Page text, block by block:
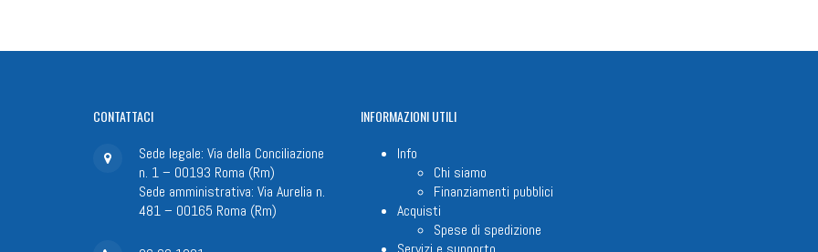
CONTATTACI
Sede legale: Via della Conciliazione
n. 1 – 00193 Roma (Rm)
Sede amministrativa: Via Aurelia n.
481 – 00165 Roma (Rm)
INFORMAZIONIUTILI
Info
Chi siamo
Finanziamenti pubblici
Acquisti
Spese di spedizione